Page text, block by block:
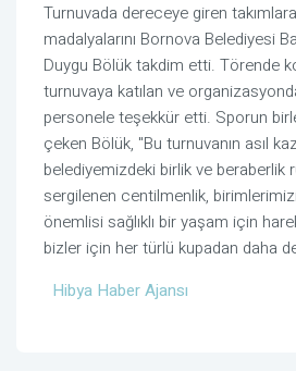
Turnuvada dereceye giren
madalyalarını Bornova Belediyesi
Duygu Bölük takdim etti. Törende
turnuvaya katılan ve
personele teşekkür etti. Sporun
çeken Bölük, "Bu turnuvanın asıl
belediyemizdeki birlik ve beraberlik
sergilenen centilmenlik,
önemlisi sağlıklı bir yaşam için
bizler için her türlü kupadan daha
Hibya Haber Ajansı